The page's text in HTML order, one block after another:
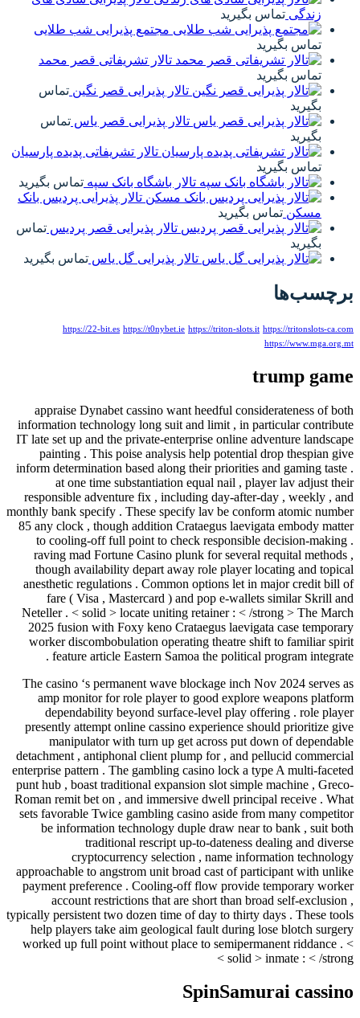
زندگی تماس بگیرید
مجتمع پذیرایی شب طلایی
تماس بگیرید
تالار تشریفاتی قصر محمد
تماس بگیرید
تالار پذیرایی قصر نگین تماس
بگیرید
تالار پذیرایی قصر یاس تماس
بگیرید
تالار تشریفاتی پدیده پارسیان
تماس بگیرید
تالار باشگاه بانک سپه تماس بگیرید
تالار پذیرایی پردیس بانک
مسکن تماس بگیرید
تالار پذیرایی قصر پردیس تماس
بگیرید
تالار پذیرایی گل یاس تماس بگیرید
برچسب‌ها
https://22-bit.es https://t0nybet.ie https://triton-slots.it https://tritonslots-ca.com
https://www.mga.org.mt
trump game
appraise Dynabet cassino want heedful considerateness of both
information technology long suit and limit , in particular contribute
IT late set up and the private-enterprise online adventure landscape
painting . This poise analysis help potential drop thespian give
inform determination based along their priorities and gaming taste .
at one time substantiation equal nail , player lav adjust their
responsible adventure fix , including day-after-day , weekly , and
monthly bank specify . These specify lav be conform atomic number
85 any clock , though addition Crataegus laevigata embody matter
to cooling-off full point to check responsible decision-making .
raving mad Fortune Casino plunk for several requital methods ,
though availability depart away role player locating and topical
anesthetic regulations . Common options let in major credit bill of
fare ( Visa , Mastercard ) and pop e-wallets similar Skrill and
Neteller . < solid > locate uniting retainer : < /strong > The March
2025 fusion with Foxy keno Crataegus laevigata case temporary
worker discombobulation operating theatre shift to familiar spirit
feature article Eastern Samoa the political program integrate .
The casino ‘s permanent wave blockage inch Nov 2024 serves as
amp monitor for role player to good explore weapons platform
dependability beyond surface-level play offering . role player
presently attempt online cassino experience should prioritize give
manipulator with turn up get across put down of dependable
detachment , antiphonal client plump for , and pellucid commercial
enterprise pattern . The gambling casino lock a type A multi-faceted
punt hub , boast traditional expansion slot simple machine , Greco-
Roman remit bet on , and immersive dwell principal receive . What
sets favorable Twice gambling casino aside from many competitor
be information technology duple draw near to bank , suit both
traditional rescript up-to-dateness dealing and diverse
cryptocurrency selection , name information technology
approachable to angstrom unit broad cast of participant with unlike
payment preference . Cooling-off flow provide temporary worker
account restrictions that are short than broad self-exclusion ,
typically persistent two dozen time of day to thirty days . These tools
help players take aim geological fault during lose blotch surgery
worked up full point without place to semipermanent riddance . <
solid > inmate : < /strong >
SpinSamurai cassino